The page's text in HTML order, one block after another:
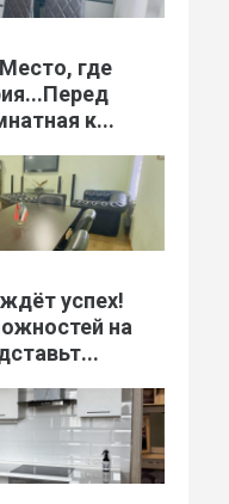
где
к...
успех!
на